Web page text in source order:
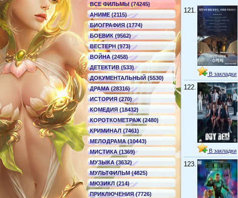
ВСЕ ФИЛЬМЫ (74245)
АНИМЕ (2115)
БИОГРАФИЯ (1774)
БОЕВИК (9562)
ВЕСТЕРН (973)
ВОЙНА (2458)
ДЕТЕКТИВ (533)
ДОКУМЕНТАЛЬНЫЙ (5530)
ДРАМА (28316)
ИСТОРИЯ (270)
КОМЕДИЯ (18432)
КОРОТКОМЕТРАЖ (2480)
КРИМИНАЛ (7461)
МЕЛОДРАМА (10443)
МИСТИКА (1369)
МУЗЫКА (3632)
МУЛЬТФИЛЬМ (4825)
МЮЗИКЛ (214)
ПРИКЛЮЧЕНИЯ (7726)
121.
В закладки
122.
В закладки
123.